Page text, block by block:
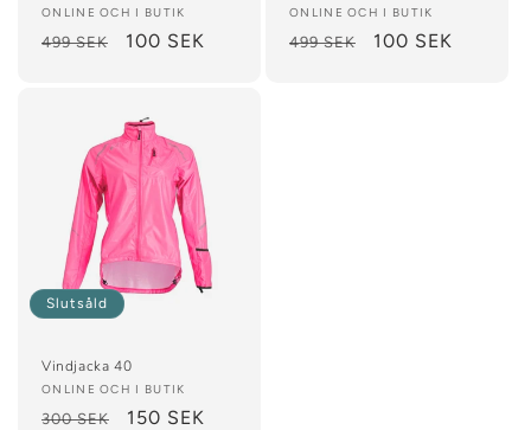
Säljare:
ONLINE OCH I BUTIK
Ordinarie
499 SEK Försäljningspris
100 SEK
Säljare:
ONLINE OCH I BUTIK
Ordinarie
499 SEK Försäljningspris
100 SEK
Slutsåld
Vindjacka 40
Säljare:
ONLINE OCH I BUTIK
Ordinarie
300 SEK Försäljningspris
150 SEK